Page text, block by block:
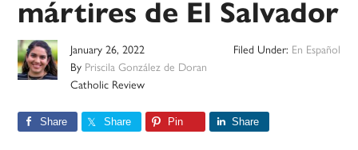
mártires de El Salvador
January 26, 2022
By Priscila González de Doran
Catholic Review
Filed Under: En Español
Share Share Pin Share